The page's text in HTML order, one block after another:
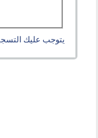
يتوجب عليك